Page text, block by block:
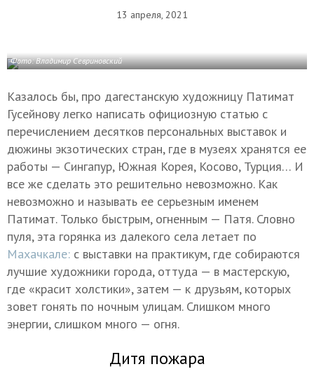
13 апреля, 2021
Фото: Владимир Севриновский
Казалось бы, про дагестанскую художницу Патимат
Гусейнову легко написать официозную статью с
перечислением десятков персональных выставок и
дюжины экзотических стран, где в музеях хранятся ее
работы — Сингапур, Южная Корея, Косово, Турция… И
все же сделать это решительно невозможно. Как
невозможно и называть ее серьезным именем
Патимат. Только быстрым, огненным — Патя. Словно
пуля, эта горянка из далекого села летает по
Махачкале: с выставки на практикум, где собираются
лучшие художники города, оттуда — в мастерскую,
где «красит холстики», затем — к друзьям, которых
зовет гонять по ночным улицам. Слишком много
энергии, слишком много — огня.
Дитя пожара